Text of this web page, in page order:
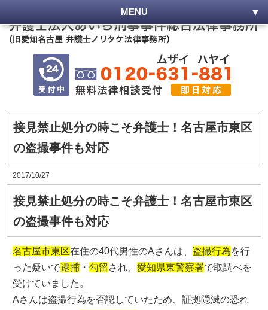
MENU
接見禁止処分の時こそ弁護士！名古屋市東区
の盗撮事件も対応
2017/10/27
接見禁止処分の時こそ弁護士！名古屋市東区
の盗撮事件も対応
名古屋市東区在住の40代男性のAさんは、 盗撮行為を行
った疑いで逮捕 ・勾留 され、愛知県東警察署で取調べを
受けていました。
Aさんは盗撮行為を否認していたため、証拠隠滅の恐れ